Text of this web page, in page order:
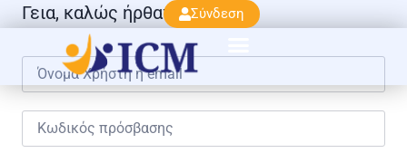
Σύνδεση
Γεια, καλώς ήρθατε πάλι!